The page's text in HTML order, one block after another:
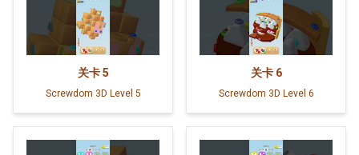
关卡 5
Screwdom 3D Level 5
关卡 6
Screwdom 3D Level 6